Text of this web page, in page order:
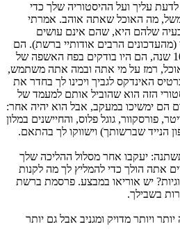
עליך ועל ההיסטוריה שלך כדי
מה האוכל שאתה אוהב. אמרתי
שלהם היא, שהם אינם עושים
(מהעדכונים הרבים אודותיי ברשת). הם
סיפרו, שכשהריץ הוקם לפני 100 שנה, הם היו בודקים בפח האשפה של
רמז על מי אתה ובמה אתה משתמש,
האינדקס לגביך ויכינו לך בחדר את
הזה הוא שהוביל אותם למעמד של
הם ימשיכו במעקב, אבל הוא יהיה אחר:
פורסקוור, גוגל פלוס, והחיישנים במלון
הנייד שברשותך) וישווקו לך בהתאם.
יעקבו אחר מסלול ההליכה שלך
אתה הולך כדי להמליץ לך מה לקנות
יש אוריאו במבצע. פרסמת ברשת
בשבילך.
ויותר מדויק ומגניב אבל גם יותר